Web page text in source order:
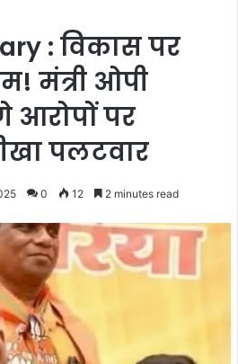
: विकास पर
मंत्री ओपी
आरोपों पर
पलटवार
0 12 2 minutes read